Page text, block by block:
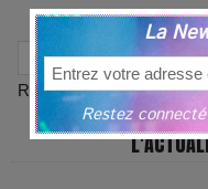
Recherche avancée
La
Restez